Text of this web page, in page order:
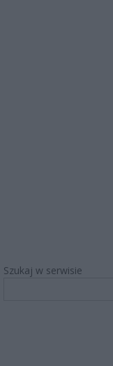
Szukaj w serwisie